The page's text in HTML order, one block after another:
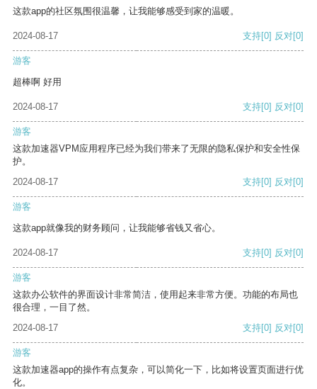
这款app的社区氛围很温馨，让我能够感受到家的温暖。
2024-08-17 支持[0] 反对[0]
游客
超棒啊 好用
2024-08-17 支持[0] 反对[0]
游客
这款加速器VPM应用程序已经为我们带来了无限的隐私保护和安全性保
护。
2024-08-17
支持[0] 反对[0]
游客
这款app就像我的财务顾问，让我能够省钱又省心。
2024-08-17 支持[0] 反对[0]
游客
这款办公软件的界面设计非常简洁，使用起来非常方便。功能的布局也
很合理，一目了然。
2024-08-17
支持[0] 反对[0]
游客
这款加速器app的操作有点复杂，可以简化一下，比如将设置页面进行优
化。